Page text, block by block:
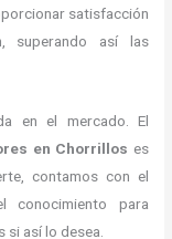
satisfacción
superando así las
en el mercado. El
en Chorrillos es
contamos con el
conocimiento para
así lo desea.